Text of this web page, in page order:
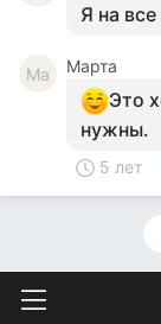
Я на
Ма Марта
Это
нужны.
5 лет